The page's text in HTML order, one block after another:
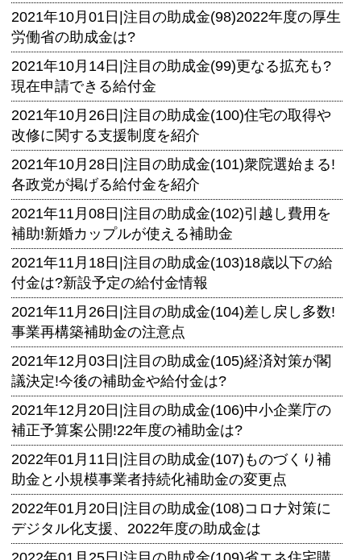
2021年10月01日| 注目の助成金(98)2022年度の厚生
労働省の助成金は?
2021年10月14日| 注目の助成金(99)更なる拡充も?
現在申請できる給付金
2021年10月26日| 注目の助成金(100)住宅の取得や
改修に関する支援制度を紹介
2021年10月28日| 注目の助成金(101)衆院選始まる!
各政党が掲げる給付金を紹介
2021年11月08日| 注目の助成金(102)引越し費用を
補助!新婚カップルが使える補助金
2021年11月18日| 注目の助成金(103)18歳以下の給
付金は?新設予定の給付金情報
2021年11月26日| 注目の助成金(104)差し戻し多数!
事業再構築補助金の注意点
2021年12月03日| 注目の助成金(105)経済対策が閣
議決定!今後の補助金や給付金は?
2021年12月20日| 注目の助成金(106)中小企業庁の
補正予算案公開!22年度の補助金は?
2022年01月11日| 注目の助成金(107)ものづくり補
助金と小規模事業者持続化補助金の変更点
2022年01月20日| 注目の助成金(108)コロナ対策に
デジタル化支援、2022年度の助成金は